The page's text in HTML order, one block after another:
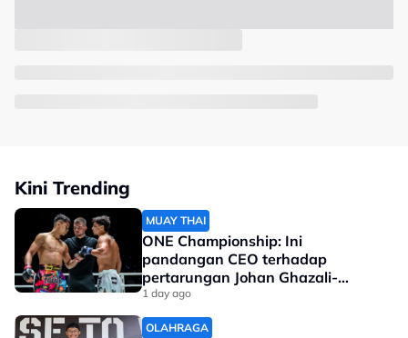
Kini Trending
MUAY THAI
ONE Championship: Ini
pandangan CEO terhadap
pertarungan Johan Ghazali-
Ramadan Ondash
1 day ago
OLAHRAGA